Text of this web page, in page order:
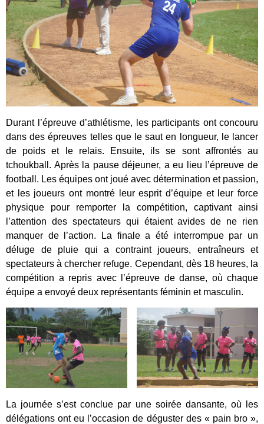
Durant l’épreuve d’athlétisme, les participants ont concouru
dans des épreuves telles que le saut en longueur, le lancer
de poids et le relais. Ensuite, ils se sont affrontés au
tchoukball. Après la pause déjeuner, a eu lieu l’épreuve de
football. Les équipes ont joué avec détermination et passion,
et les joueurs ont montré leur esprit d’équipe et leur force
physique pour remporter la compétition, captivant ainsi
l’attention des spectateurs qui étaient avides de ne rien
manquer de l’action. La finale a été interrompue par un
déluge de pluie qui a contraint joueurs, entraîneurs et
spectateurs à chercher refuge. Cependant, dès 18 heures, la
compétition a repris avec l’épreuve de danse, où chaque
équipe a envoyé deux représentants féminin et masculin.
La journée s’est conclue par une soirée dansante, où les
délégations ont eu l’occasion de déguster des « pain bro »,